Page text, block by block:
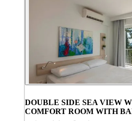
DOUBLE SIDE SEA VIEW
COMFORT ROOM WITH